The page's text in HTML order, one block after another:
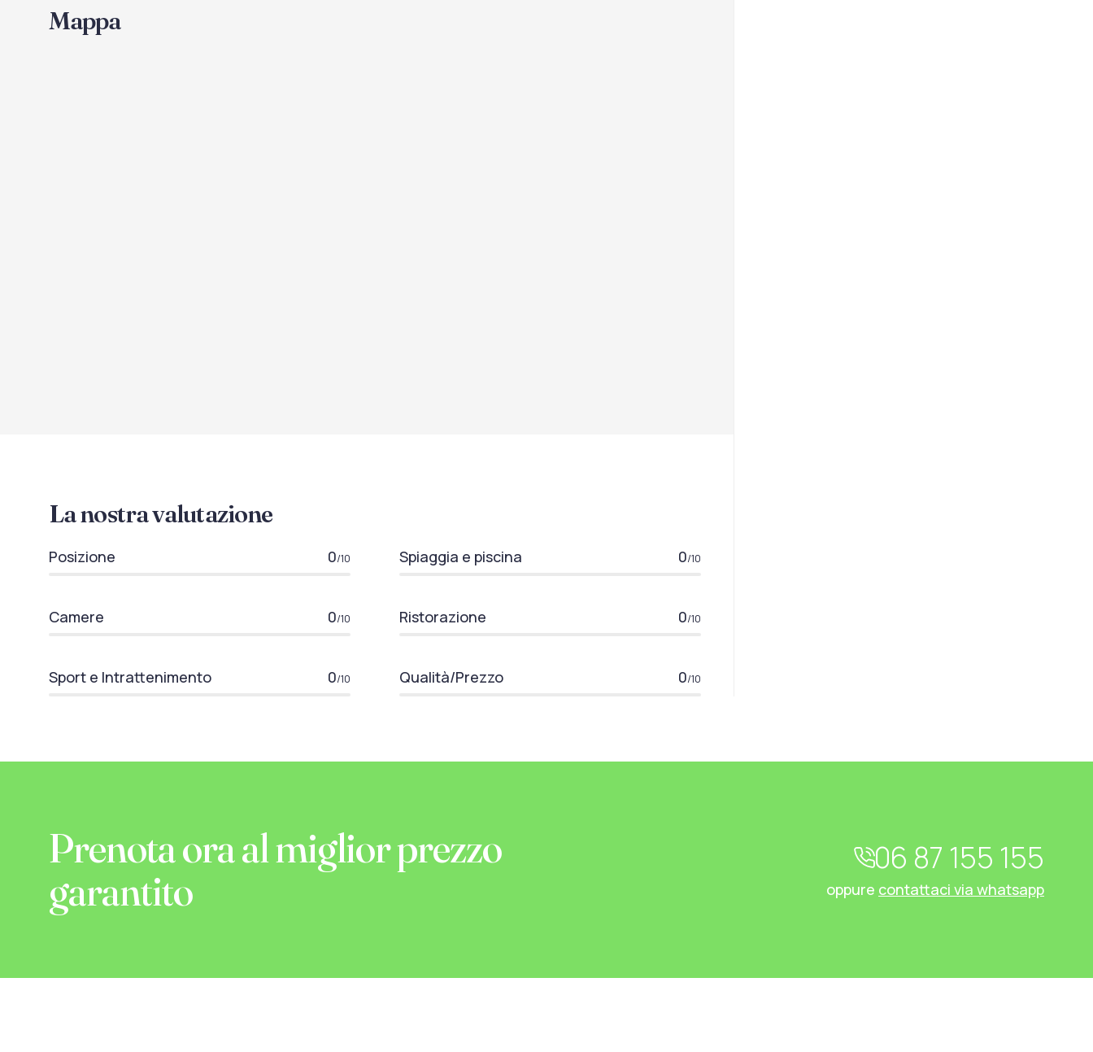
Mappa
La nostra valutazione
Posizione 0/10 Spiaggia e piscina 0/10
Camere 0/10 Ristorazione 0/10
Sport e Intrattenimento 0/10 Qualità/Prezzo 0/10
Prenota ora al miglior prezzo
garantito
06 87 155 155
oppure contattaci via whatsapp